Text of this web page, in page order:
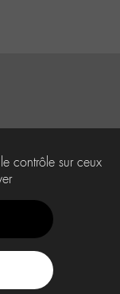
contrôle sur ceux